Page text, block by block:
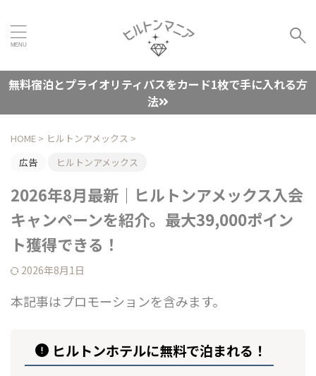
無料宿泊とプライオリティパスをカード1枚で手に入れる方
法
HOME > ヒルトンアメックス >
広告
ヒルトンアメックス
2026年8月最新｜ヒルトンアメックス入会
キャンペーンを紹介。最大39,000ポイン
ト獲得できる！
2026年8月1日
本記事はプロモーションを含みます。
ヒルトンホテルに無料で泊まれる！